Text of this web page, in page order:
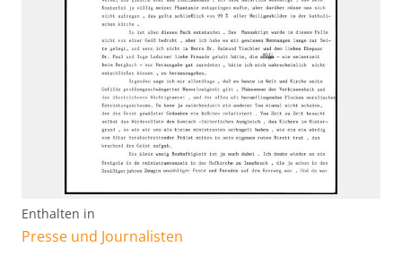
Enthalten in
Presse und Journalisten